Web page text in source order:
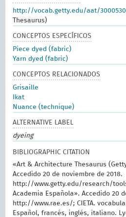
http://vocab.getty.edu/aat/
Thesaurus)
CONCEPTOS ESPECÍFICOS
Piece dyed (fabric)
Yarn dyed (fabric)
CONCEPTOS RELACIONADOS
Grisaille
Ikat
Nuance (technique)
ALTERNATIVE LABEL
dyeing
BIBLIOGRAPHIC CITATION
«Art & Architecture Thesaurus
Accedido 20 de noviembre de 2018.
http://www.getty.edu/research/
Academia Española». Accedido 20
http://www.rae.es/; CIETA.
Español, francés, inglés, italiano.